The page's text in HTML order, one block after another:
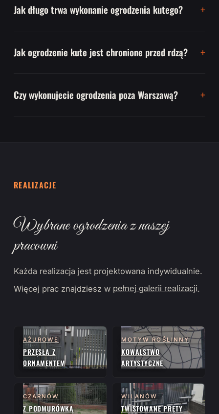
Jak długo trwa wykonanie ogrodzenia kutego?
Jak ogrodzenie kute jest chronione przed rdzą?
Czy wykonujecie ogrodzenia poza Warszawą?
REALIZACJE
Wybrane ogrodzenia z naszej
pracowni
Każda realizacja jest projektowana indywidualnie.
Więcej prac znajdziesz w pełnej galerii realizacji.
AŻUROWE
PRZĘSŁA Z
ORNAMENTEM
MOTYW ROŚLINNY
KOWALSTWO
ARTYSTYCZNE
CZARNÓW
Z PODMURÓWKĄ
WILANÓW
TWISTOWANE PRĘTY